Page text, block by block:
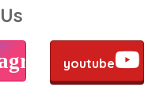
youtube